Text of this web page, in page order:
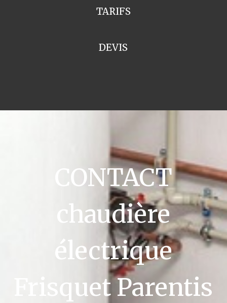
TARIFS
DEVIS
CONTACT
chaudière
électrique
Frisquet Parentis